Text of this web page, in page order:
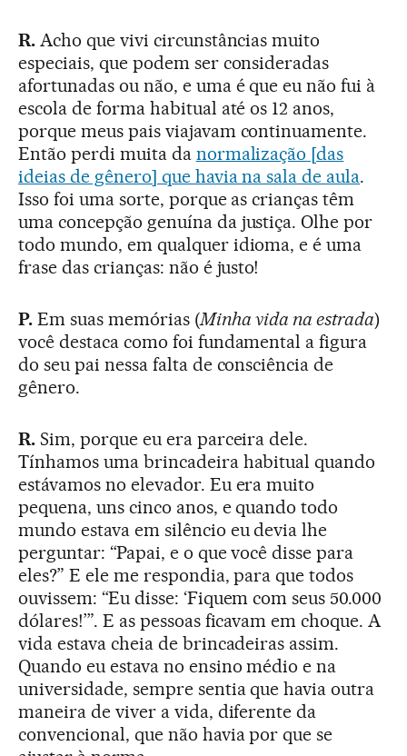
R. Acho que vivi circunstâncias muito
especiais, que podem ser consideradas
afortunadas ou não, e uma é que eu não fui à
escola de forma habitual até os 12 anos,
porque meus pais viajavam continuamente.
Então perdi muita da normalização [das
ideias de gênero] que havia na sala de aula.
Isso foi uma sorte, porque as crianças têm
uma concepção genuína da justiça. Olhe por
todo mundo, em qualquer idioma, e é uma
frase das crianças: não é justo!
P. Em suas memórias (Minha vida na estrada)
você destaca como foi fundamental a figura
do seu pai nessa falta de consciência de
gênero.
R. Sim, porque eu era parceira dele.
Tínhamos uma brincadeira habitual quando
estávamos no elevador. Eu era muito
pequena, uns cinco anos, e quando todo
mundo estava em silêncio eu devia lhe
perguntar: “Papai, e o que você disse para
eles?” E ele me respondia, para que todos
ouvissem: “Eu disse: ‘Fiquem com seus 50.000
dólares!’”. E as pessoas ficavam em choque. A
vida estava cheia de brincadeiras assim.
Quando eu estava no ensino médio e na
universidade, sempre sentia que havia outra
maneira de viver a vida, diferente da
convencional, que não havia por que se